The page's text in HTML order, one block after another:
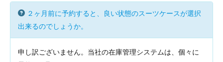
２ヶ月前に予約すると、良い状態のスーツケースが選択
出来るのでしょうか。
申し訳ございません。当社の在庫管理システムは、個々に